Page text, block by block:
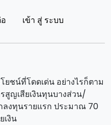
เข้า สู่ ระบบ
ยชน์ที่โดดเด่น อย่างไรก็ตาม
สูญเสียเงินทุนบางส่วน/
งทุนรายแรก ประมาณ 70
เงิน